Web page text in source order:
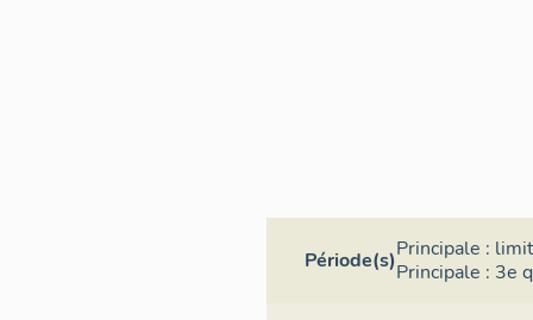
Période(s)Principale :
Principale : 3e